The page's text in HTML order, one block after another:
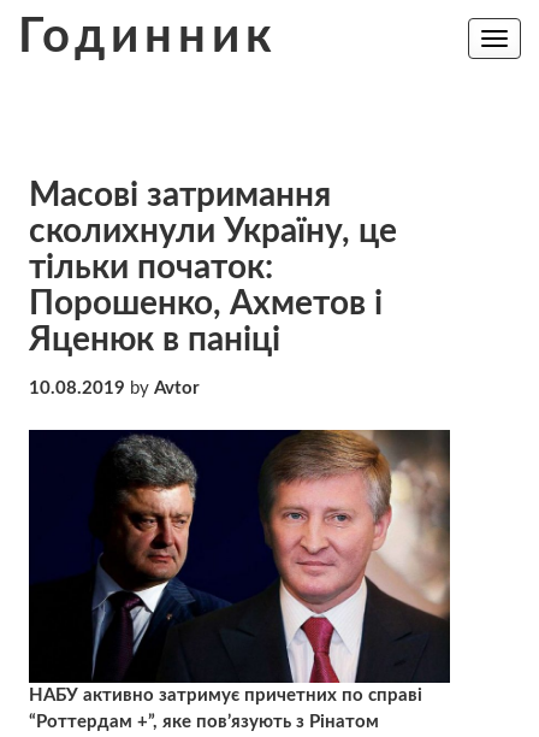
Годинник
Toggle
Масові затримання
сколихнули Україну, це
тільки початок:
Порошенко, Ахметов і
Яценюк в паніці
10.08.2019 by Avtor
НАБУ активно затримує причетних по справі
“Роттердам +”, яке пов’язують з Рінатом